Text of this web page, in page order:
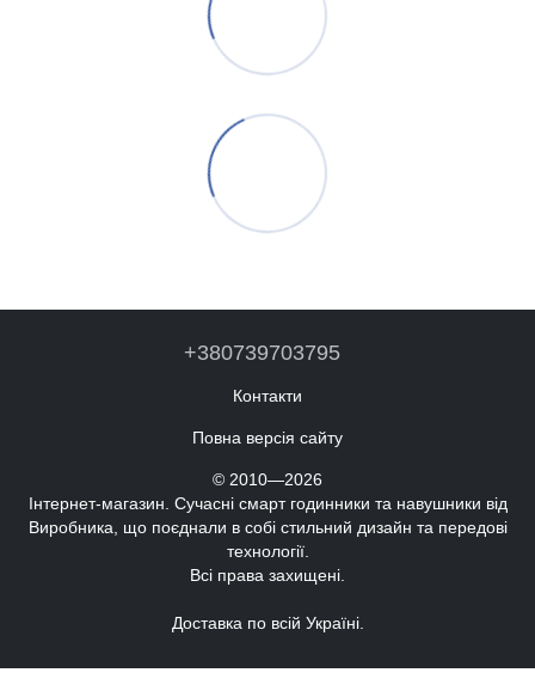
+380739703795
Контакти
Повна версія сайту
© 2010—2026
Інтернет-магазин. Сучасні смарт годинники та навушники від
Виробника, що поєднали в собі стильний дизайн та передові
технології.
Всі права захищені.
Доставка по всій Україні.